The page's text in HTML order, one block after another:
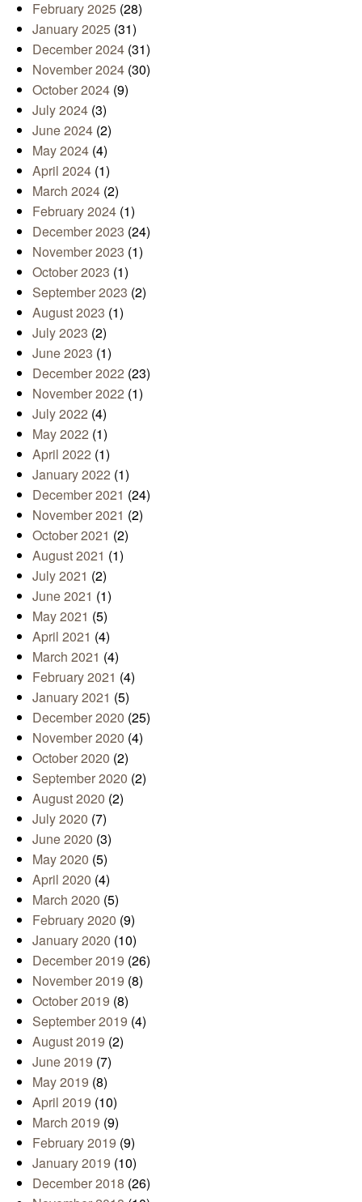
February 2025 (28)
January 2025 (31)
December 2024 (31)
November 2024 (30)
October 2024 (9)
July 2024 (3)
June 2024 (2)
May 2024 (4)
April 2024 (1)
March 2024 (2)
February 2024 (1)
December 2023 (24)
November 2023 (1)
October 2023 (1)
September 2023 (2)
August 2023 (1)
July 2023 (2)
June 2023 (1)
December 2022 (23)
November 2022 (1)
July 2022 (4)
May 2022 (1)
April 2022 (1)
January 2022 (1)
December 2021 (24)
November 2021 (2)
October 2021 (2)
August 2021 (1)
July 2021 (2)
June 2021 (1)
May 2021 (5)
April 2021 (4)
March 2021 (4)
February 2021 (4)
January 2021 (5)
December 2020 (25)
November 2020 (4)
October 2020 (2)
September 2020 (2)
August 2020 (2)
July 2020 (7)
June 2020 (3)
May 2020 (5)
April 2020 (4)
March 2020 (5)
February 2020 (9)
January 2020 (10)
December 2019 (26)
November 2019 (8)
October 2019 (8)
September 2019 (4)
August 2019 (2)
June 2019 (7)
May 2019 (8)
April 2019 (10)
March 2019 (9)
February 2019 (9)
January 2019 (10)
December 2018 (26)